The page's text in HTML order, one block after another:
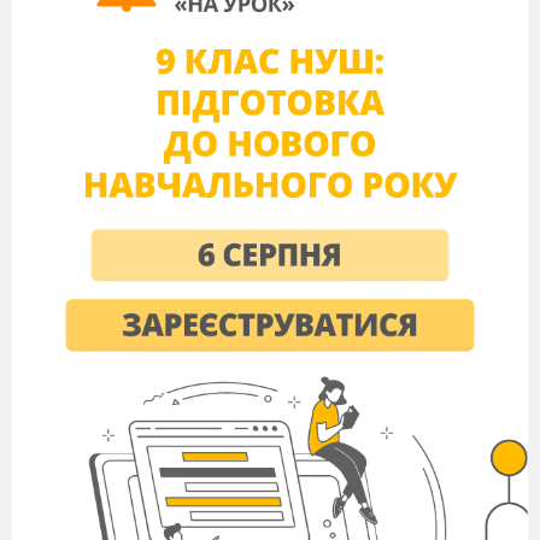
un peu – немного
сейчас
проектов
séjour - мое пребывание
content,e–довольный, - ая
penser- тратить
gentil –
oublier
retour - возвращаться
adorable – прелестный
parfaitement – совершенно